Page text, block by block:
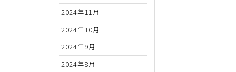
2024年11月
2024年10月
2024年9月
2024年8月